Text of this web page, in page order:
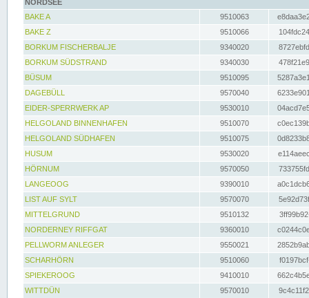
NORDSEE
BAKE A
9510063
BAKE Z
9510066
BORKUM FISCHERBALJE
9340020
BORKUM SÜDSTRAND
9340030
BÜSUM
9510095
DAGEBÜLL
9570040
EIDER-SPERRWERK AP
9530010
HELGOLAND BINNENHAFEN
9510070
HELGOLAND SÜDHAFEN
9510075
HUSUM
9530020
HÖRNUM
9570050
LANGEOOG
9390010
LIST AUF SYLT
9570070
MITTELGRUND
9510132
NORDERNEY RIFFGAT
9360010
PELLWORM ANLEGER
9550021
SCHARHÖRN
9510060
SPIEKEROOG
9410010
WITTDÜN
9570010